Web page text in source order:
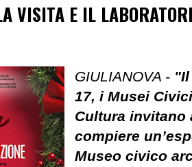
VISITA E IL
GIULIANOVA -"Il
17, i Musei
Cultura invitano
compiere
Museo civico